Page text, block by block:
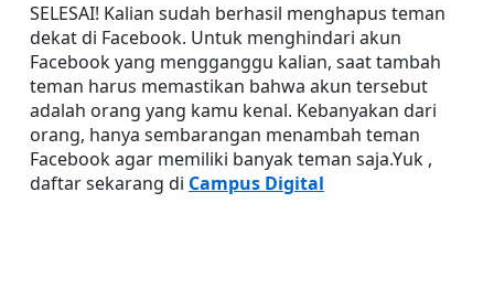
SELESAI! Kalian sudah berhasil menghapus teman
dekat di Facebook. Untuk menghindari akun
Facebook yang mengganggu kalian, saat tambah
teman harus memastikan bahwa akun tersebut
adalah orang yang kamu kenal. Kebanyakan dari
orang, hanya sembarangan menambah teman
Facebook agar memiliki banyak teman saja.Yuk ,
daftar sekarang di Campus Digital